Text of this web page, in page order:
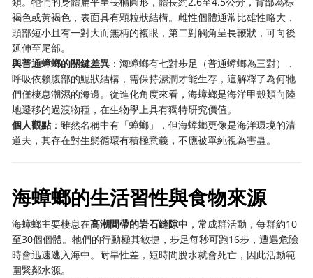
褐色或黃褐色，表面具有顆粒狀結構。雌性個體通常比雄性略大，
頭部短小且有一對大而無柄的複眼，第二對觸角呈長鞭狀，可向後
延伸至尾部。
與普通蟑螂的關鍵差異 ：海蟑螂有七對步足（普通蟑螂為三對），
呼吸依賴腹部的鰓狀結構，需保持濕潤才能生存，這解釋了為何牠
們僅棲息潮濕的海邊。從進化角度來看，海蟑螂是海洋甲殼類向陸
地遷移的過渡物種，在生物學上具有獨特研究價值。
個人觀點 ：雖然名稱中有「蟑螂」，但海蟑螂更像是海洋環境的清
道夫，其存在對生態循環有積極意義，不應被單純視為害蟲。
海蟑螂的生活習性與食物來源
海蟑螂主要棲息在高潮間帶的岩石縫隙中，常成群活動，每群約10
至30個個體。牠們的行動極其敏捷，步足每秒可跑16步，遭遇危險
時會迅速逃入海中。耐旱性差，短時間脫水就會死亡，因此活動範
圍緊鄰水源。